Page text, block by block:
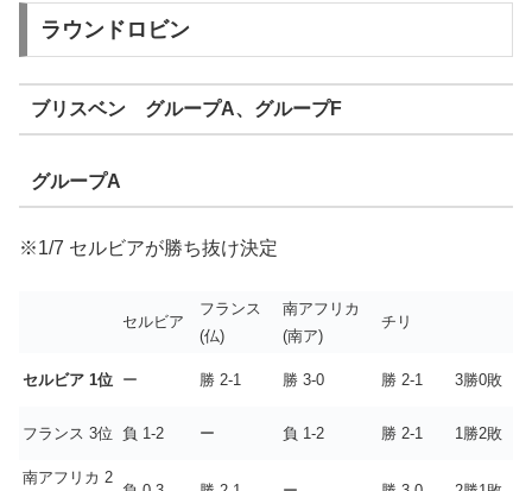
ラウンドロビン
ブリスベン グループA、グループF
グループA
※1/7 セルビアが勝ち抜け決定
セルビア
フランス
(仏)
南アフリカ
(南ア)
チリ
セルビア 1位 ー 勝 2-1 勝 3-0 勝 2-1 3勝0敗
フランス 3位 負 1-2 ー 負 1-2 勝 2-1 1勝2敗
南アフリカ 2